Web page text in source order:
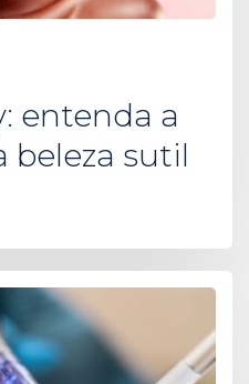
entenda a
beleza sutil